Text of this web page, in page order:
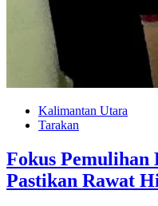
Kalimantan Utara
Tarakan
Fokus
Pastikan Rawat